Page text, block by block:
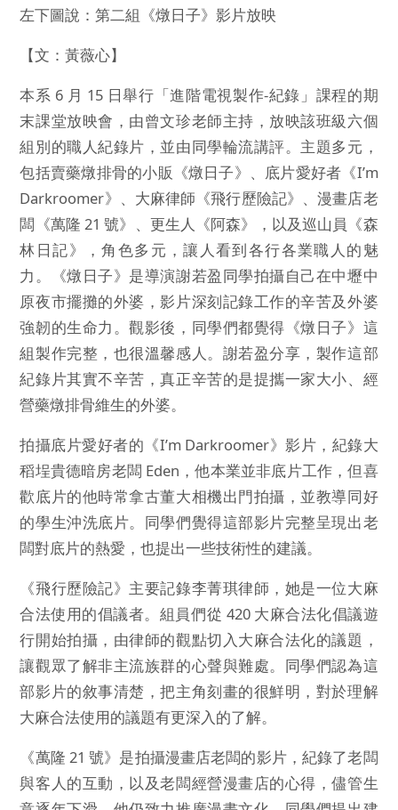
左下圖說：第二組《燉日子》影片放映
【文：黃薇心】
本系 6 月 15 日舉行「進階電視製作-紀錄」課程的期
末課堂放映會，由曾文珍老師主持，放映該班級六個
組別的職人紀錄片，並由同學輪流講評。主題多元，
包括賣藥燉排骨的小販《燉日子》、底片愛好者《I’m
Darkroomer》、大麻律師《飛行歷險記》、漫畫店老
闆《萬隆 21 號》、更生人《阿森》，以及巡山員《森
林日記》，角色多元，讓人看到各行各業職人的魅
力。《燉日子》是導演謝若盈同學拍攝自己在中壢中
原夜市擺攤的外婆，影片深刻記錄工作的辛苦及外婆
強韌的生命力。觀影後，同學們都覺得《燉日子》這
組製作完整，也很溫馨感人。謝若盈分享，製作這部
紀錄片其實不辛苦，真正辛苦的是提攜一家大小、經
營藥燉排骨維生的外婆。
拍攝底片愛好者的《I’m Darkroomer》影片，紀錄大
稻埕貴德暗房老闆 Eden，他本業並非底片工作，但喜
歡底片的他時常拿古董大相機出門拍攝，並教導同好
的學生沖洗底片。同學們覺得這部影片完整呈現出老
闆對底片的熱愛，也提出一些技術性的建議。
《飛行歷險記》主要記錄李菁琪律師，她是一位大麻
合法使用的倡議者。組員們從 420 大麻合法化倡議遊
行開始拍攝，由律師的觀點切入大麻合法化的議題，
讓觀眾了解非主流族群的心聲與難處。同學們認為這
部影片的敘事清楚，把主角刻畫的很鮮明，對於理解
大麻合法使用的議題有更深入的了解。
《萬隆 21 號》是拍攝漫畫店老闆的影片，紀錄了老闆
與客人的互動，以及老闆經營漫畫店的心得，儘管生